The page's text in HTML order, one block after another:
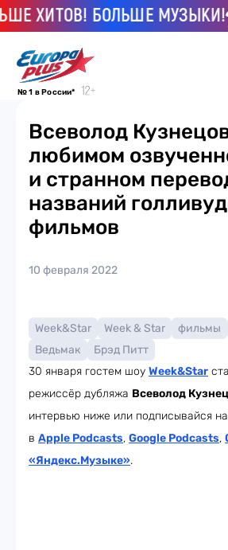
БОЛЬШЕ МУЗЫКИ!
№ 1 в России*
Всеволод
любимом
и странном
названий
фильмов
10 февраля 2022
Week&Star Week & Star фильмы
Ведьмак
Брэд Питт
30 января гостем шоу Week&Star
режиссёр дубляжа Всеволод
интервью ниже или подписывайся
в Apple Podcasts, Google Podcasts,
«Яндекс.Музыке».